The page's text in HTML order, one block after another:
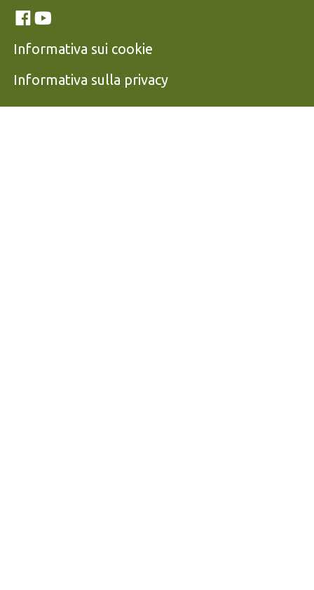
Facebook
Youtube
Informativa sui cookie
Informativa sulla privacy